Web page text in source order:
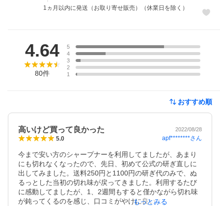
1ヵ月以内に発送（お取り寄せ販売）（休業日を除く）
4.64
80件
5
4
3
2
1
おすすめ順
高いけど買って良かった 2022/08/28
5.0 apf********さん
今まで安い方のシャープナーを利用してましたが、あまり
にも切れなくなったので、先日、初めて公式の研ぎ直しに
出してみました。送料250円と1100円の研ぎ代のみで、ぬ
るっとした当初の切れ味が戻ってきました。利用するたび
に感動してましたが、1、2週間もすると僅かながら切れ味
が鈍ってくるのを感じ、口コミがやけに良いこの商品を思
もっとみる